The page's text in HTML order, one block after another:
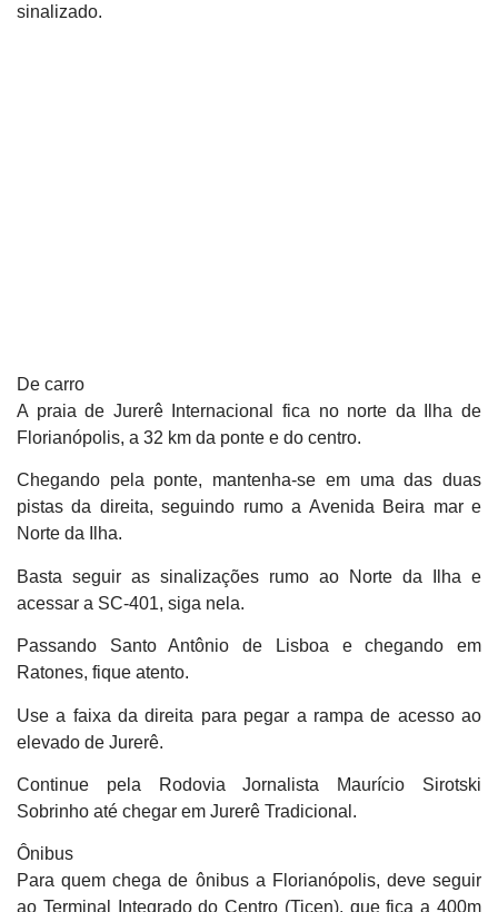
sinalizado.
De carro
A praia de Jurerê Internacional fica no norte da Ilha de
Florianópolis, a 32 km da ponte e do centro.
Chegando pela ponte, mantenha-se em uma das duas
pistas da direita, seguindo rumo a Avenida Beira mar e
Norte da Ilha.
Basta seguir as sinalizações rumo ao Norte da Ilha e
acessar a SC-401, siga nela.
Passando Santo Antônio de Lisboa e chegando em
Ratones, fique atento.
Use a faixa da direita para pegar a rampa de acesso ao
elevado de Jurerê.
Continue pela Rodovia Jornalista Maurício Sirotski
Sobrinho até chegar em Jurerê Tradicional.
Ônibus
Para quem chega de ônibus a Florianópolis, deve seguir
ao Terminal Integrado do Centro (Ticen), que fica a 400m